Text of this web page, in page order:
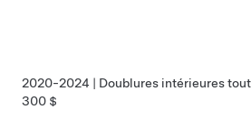
2020-2024 | Doublures intérieures
300 $